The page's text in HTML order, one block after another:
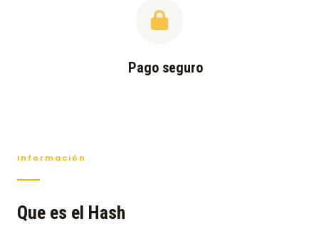
Pago seguro
Información
Que es el Hash